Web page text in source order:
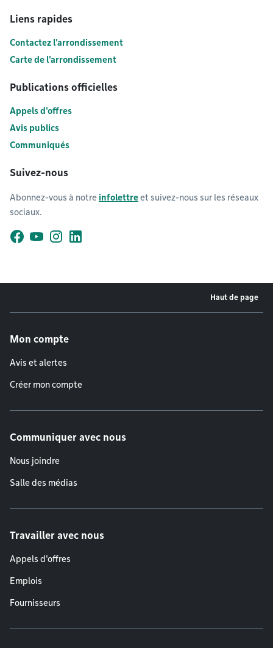
Liens rapides
Contactez l'arrondissement
Carte de l'arrondissement
Publications officielles
Appels d'offres
Avis publics
Communiqués
Suivez-nous
Abonnez-vous à notre infolettreet suivez-nous sur les réseaux
sociaux.
Haut de page
Mon compte
Avis et alertes
Créer mon compte
Communiquer avec nous
Nous joindre
Salle des médias
Travailler avec nous
Appels d'offres
Emplois
Fournisseurs